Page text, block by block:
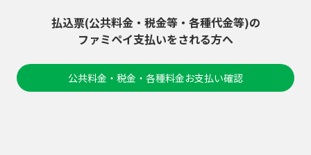
払込票(公共料金・税金等・各種代金等)の
ファミペイ支払いをされる方へ
公共料金・税金・各種料金お支払い確認